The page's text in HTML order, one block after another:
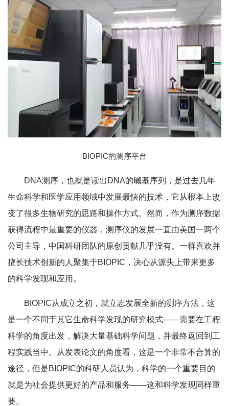
BIOPIC的测序平台
DNA测序，也就是读出DNA的碱基序列，是过去几年
生命科学和医学应用领域中发展最快的技术，它从根本上改
变了很多生物研究的思路和操作方式。然而，作为测序数据
获得流程中最重要的仪器，测序仪的发展一直由美国一两个
公司主导，中国科研团队的原创贡献几乎没有。一群喜欢并
擅长技术创新的人聚集于BIOPIC，决心从源头上带来更多
的科学发现和应用。
BIOPIC从成立之初，就立志发展全新的测序方法，这
是一个不同于其它生命科学发现的研究模式——需要在工程
科学的角度出发，解决大量基础科学问题，并最终返回到工
程实践当中。从发表论文的角度看，这是一个非常不合算的
途径，但是BIOPIC的科研人员认为，科学的一个重要目的
就是为社会提供更好的产品和服务——这和科学发现同样重
要。